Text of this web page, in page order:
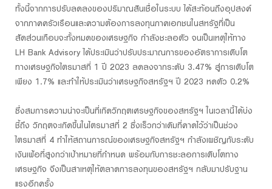
ทั้งนี้จากการปรับลดลงของปริมาณสินเชื่อในระบบ ได้สะท้อนถึงอุปสงค์
จากภาคครัวเรือนและความต้องการลงทุนภาคเอกชนในสหรัฐที่เป็น
สัดส่วนเกือบจะทั้งหมดของเศรษฐกิจ กำลังชะลอตัว จนเป็นเหตุให้ทาง
LH Bank Advisory ได้ประเมินว่าปรับประมาณการของอัตราการเติบโต
ทางเศรษฐกิจไตรมาสที่ 1 ปี 2023 ลดลงจากระดับ 3.47% สู่การเติบโต
เพียง 1.7% และทำให้ประเมินว่าเศรษฐกิจสหรัฐฯ ปี 2023 หดตัว 0.2%
ซึ่งสมการความน่าจะเป็นที่เกิดวิกฤตเศรษฐกิจของสหรัฐฯ ในเวลานี้ได้บ่ง
ชี้ถึง วิกฤตจะเกิดขึ้นในไตรมาสที่ 2 ซึ่งเร็วกว่าเดิมที่คาดไว้ว่าเป็นช่วง
ไตรมาสที่ 4 ทำให้สถานการณ์ของเศรษฐกิจสหรัฐฯ กำลังเผชิญกับระดับ
เงินเฟ้อที่สูงกว่าเป้าหมายที่กำหนด พร้อมกับการชะลอการเติบโตทาง
เศรษฐกิจ จึงเป็นสาเหตุให้ตลาดการลงทุนของสหรัฐฯ กลับมาปรับฐาน
แรงอีกครั้ง